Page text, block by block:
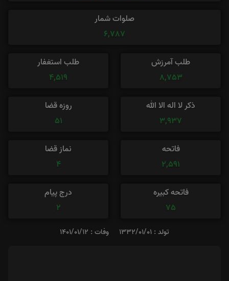
صلوات شمار
6,787
طلب آمرزش
8,753
طلب استغفار
4,519
ذکر لا اله الا الله
3,937
روزه قضا
51
فاتحه
2,591
نماز قضا
4
فاتحه کبیره
75
درج پیام
2
تولد : 1332/01/01 وفات : 1401/01/12